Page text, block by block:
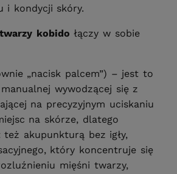
i kondycji skóry.
kobido łączy w sobie
„nacisk palcem”) – jest to
wywodzącej się z
na precyzyjnym uciskaniu
na skórze, dlatego
też akupunkturą bez igły,
który koncentruje się
mięśni twarzy,